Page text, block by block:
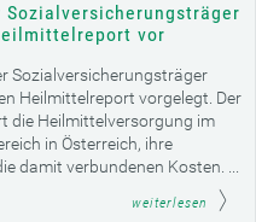
Sozialversicherungsträger
vor
Sozialversicherungsträger
Heilmittelreport vorgelegt. Der
die Heilmittelversorgung im
in Österreich, ihre
damit verbundenen Kosten. ...
weiterlesen